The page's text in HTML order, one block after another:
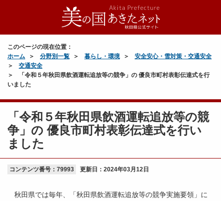
このページの現在位置：
ホーム
分野別一覧 暮らし・環境
安全安心・雪対策・交通安全
交通安全
「令和５年秋田県飲酒運転追放等の競争」の 優良市町村表彰伝達式を行
いました
「令和５年秋田県飲酒運転追放等の競
争」の 優良市町村表彰伝達式を行い
ました
コンテンツ番号：79993 更新日： 2024年03月12日
秋田県では毎年、「秋田県飲酒運転追放等の競争実施要領」に